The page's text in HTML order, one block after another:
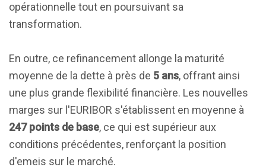
opérationnelle tout en poursuivant sa
transformation.
En outre, ce refinancement allonge la maturité
moyenne de la dette à près de 5 ans, offrant ainsi
une plus grande flexibilité financière. Les nouvelles
marges sur l'EURIBOR s'établissent en moyenne à
247 points de base, ce qui est supérieur aux
conditions précédentes, renforçant la position
d'emeis sur le marché.